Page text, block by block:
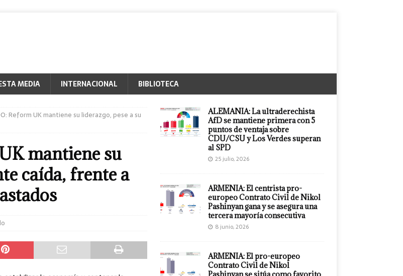
MEDIA INTERNACIONAL BIBLIOTECA
Reform UK mantiene su liderazgo, pese a su
mantiene su
caída, frente a
ALEMANIA: La ultraderechista
AfD se mantiene primera con 5
puntos de ventaja sobre
CDU/CSU y Los Verdes superan
al SPD
25 julio, 2026
ARMENIA: El centrista pro-
europeo Contrato Civil de Nikol
Pashinyan gana y se asegura una
tercera mayoría consecutiva
8 junio, 2026
ARMENIA: El pro-europeo
Contrato Civil de Nikol